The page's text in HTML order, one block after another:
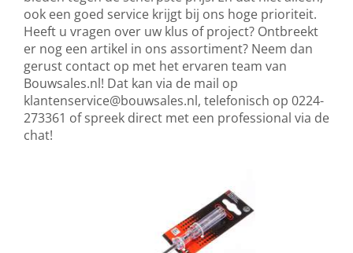
ook een goed service krijgt bij ons hoge prioriteit.
Heeft u vragen over uw klus of project? Ontbreekt
er nog een artikel in ons assortiment? Neem dan
gerust contact op met het ervaren team van
Bouwsales.nl! Dat kan via de mail op
klantenservice@bouwsales.nl, telefonisch op 0224-
273361 of spreek direct met een professional via de
chat!